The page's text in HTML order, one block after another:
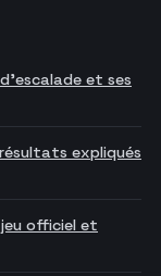
et ses
expliqués
officiel et